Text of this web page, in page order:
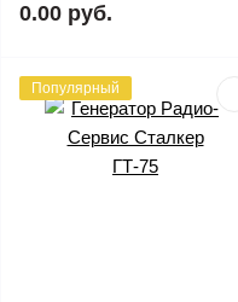
0.00 руб.
Популярный